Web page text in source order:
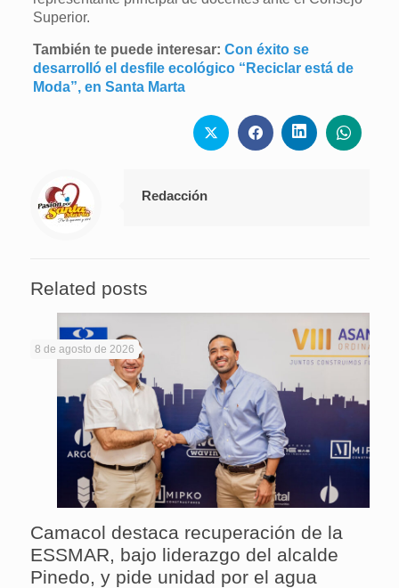
Superior.
También te puede interesar:Con éxito se
desarrolló el desfile ecológico “Reciclar está de
Moda”, en Santa Marta
Redacción
Related posts
8 de agosto de 2026
Camacol destaca recuperación de la
ESSMAR, bajo liderazgo del alcalde
Pinedo, y pide unidad por el agua